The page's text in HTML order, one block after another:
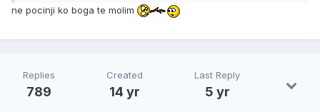
ne pocinji ko boga te molim
Replies
789
Created
14 yr
Last Reply
5 yr